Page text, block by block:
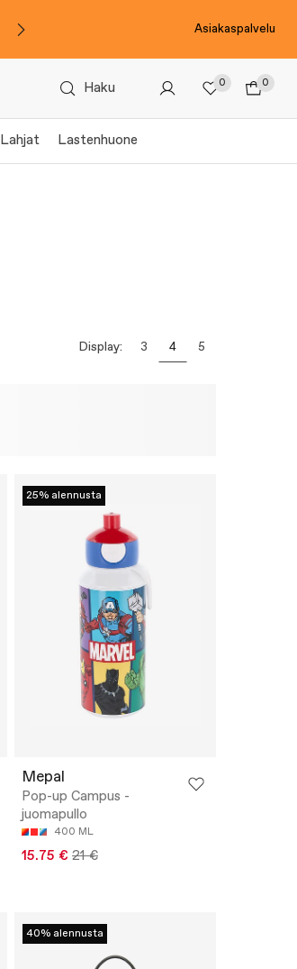
Asiakaspalvelu
Haku 0 0
Lahjat Lastenhuone
Display: 3 4 5
25% alennusta
Mepal
Pop-up Campus -
juomapullo
400 ML
15.75 € 21 €
40% alennusta